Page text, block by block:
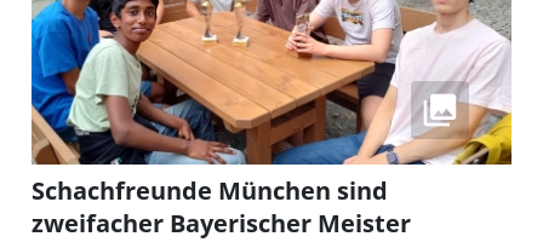
Schachfreunde München sind
zweifacher Bayerischer Meister